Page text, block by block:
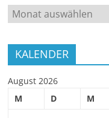
ARCHIV
KALENDER
August 2026
M
D M